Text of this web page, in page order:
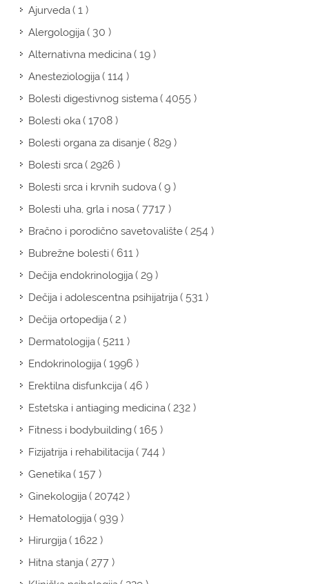
Ajurveda( 1 )
Alergologija( 30 )
Alternativna medicina( 19 )
Anesteziologija( 114 )
Bolesti digestivnog sistema( 4055 )
Bolesti oka( 1708 )
Bolesti organa za disanje( 829 )
Bolesti srca( 2926 )
Bolesti srca i krvnih sudova( 9 )
Bolesti uha, grla i nosa( 7717 )
Bračno i porodično savetovalište( 254 )
Bubrežne bolesti( 611 )
Dečija endokrinologija( 29 )
Dečija i adolescentna psihijatrija( 531 )
Dečija ortopedija( 2 )
Dermatologija( 5211 )
Endokrinologija( 1996 )
Erektilna disfunkcija( 46 )
Estetska i antiaging medicina( 232 )
Fitness i bodybuilding( 165 )
Fizijatrija i rehabilitacija( 744 )
Genetika( 157 )
Ginekologija( 20742 )
Hematologija( 939 )
Hirurgija( 1622 )
Hitna stanja( 277 )